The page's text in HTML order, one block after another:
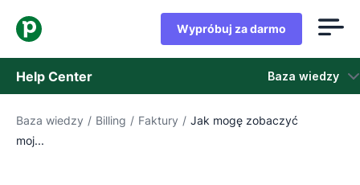
Wypróbuj za darmo
Help Center Baza wiedzy
Baza wiedzy
Baza wiedzy / Billing / Faktury / Jak mogę zobaczyć
moj...